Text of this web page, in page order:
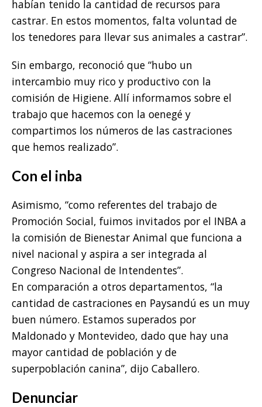
habían tenido la cantidad de recursos para
castrar. En estos momentos, falta voluntad de
los tenedores para llevar sus animales a castrar”.
Sin embargo, reconoció que “hubo un
intercambio muy rico y productivo con la
comisión de Higiene. Allí informamos sobre el
trabajo que hacemos con la oenegé y
compartimos los números de las castraciones
que hemos realizado”.
Con el inba
Asimismo, “como referentes del trabajo de
Promoción Social, fuimos invitados por el INBA a
la comisión de Bienestar Animal que funciona a
nivel nacional y aspira a ser integrada al
Congreso Nacional de Intendentes”.
En comparación a otros departamentos, “la
cantidad de castraciones en Paysandú es un muy
buen número. Estamos superados por
Maldonado y Montevideo, dado que hay una
mayor cantidad de población y de
superpoblación canina”, dijo Caballero.
Denunciar